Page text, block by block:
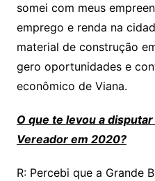
somei com meus
emprego e renda na
material de construção
gero oportunidades e
econômico de Viana.
O que te levou a
Vereador em 2020?
R: Percebi que a Grande